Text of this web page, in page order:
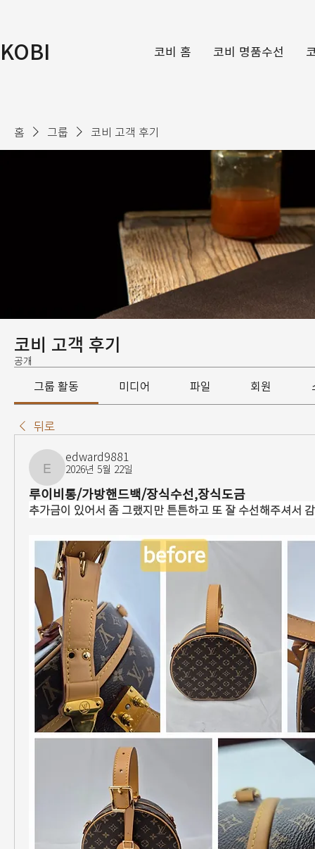
KOBI 코비 홈 코비 명품수선
홈 그룹 코비 고객 후기
코비 고객 후기
공개
그룹 활동 미디어 파일 회원
뒤로
edward9881
edward9881
2026년 5월 22일
루이비통/가방핸드백/장식수선,장식도금
추가금이 있어서 좀 그랬지만 튼튼하고 또 잘 수선해주셔서